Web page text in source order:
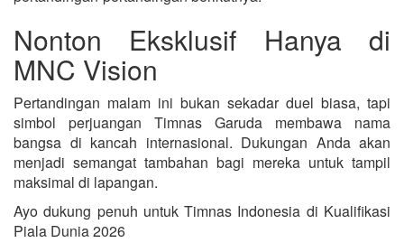
Nonton Eksklusif Hanya di
MNC Vision
Pertandingan malam ini bukan sekadar duel biasa, tapi
simbol perjuangan Timnas Garuda membawa nama
bangsa di kancah internasional. Dukungan Anda akan
menjadi semangat tambahan bagi mereka untuk tampil
maksimal di lapangan.
Ayo dukung penuh untuk Timnas Indonesia di Kualifikasi
Piala Dunia 2026